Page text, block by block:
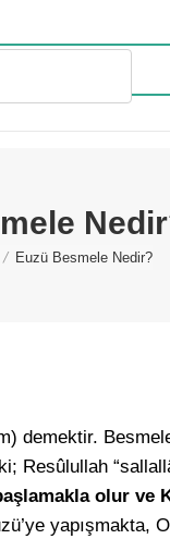
Euzü Besmele Nedir?
demektir.
Resûlullah
olur ve
yapışmakta,